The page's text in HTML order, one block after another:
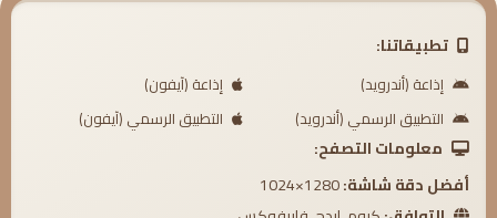
تطبيقاتنا:
إذاعة (أندرويد)
إذاعة (آيفون)
التطبيق الرسمي (أندرويد)
التطبيق الرسمي (آيفون)
معلومات التصفح:
أفضل دقة شاشة: